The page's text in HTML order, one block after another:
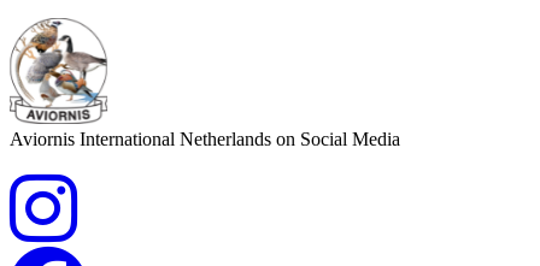
Aviornis International Netherlands on Social Media